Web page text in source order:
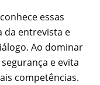
essas
da entrevista e
Ao dominar
e evita
competências.